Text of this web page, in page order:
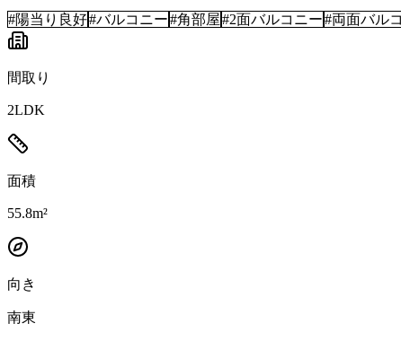
#陽当り良好#バルコニー#角部屋#2面バルコニー#両面バル
間取り
2LDK
面積
55.8m²
向き
南東